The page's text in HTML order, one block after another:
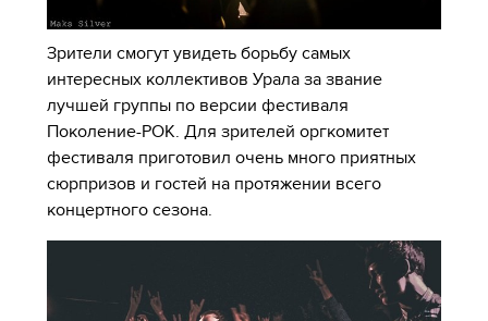
Зрители смогут увидеть борьбу самых
интересных коллективов Урала за звание
лучшей группы по версии фестиваля
Поколение-РОК. Для зрителей оргкомитет
фестиваля приготовил очень много приятных
сюрпризов и гостей на протяжении всего
концертного сезона.